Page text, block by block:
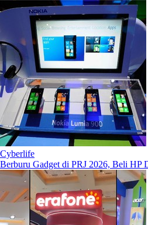
Cyberlife
Berburu Gadget di PRJ 2026, Beli HP